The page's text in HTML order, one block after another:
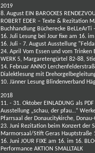
2019
8. August EIN BAROCKES
ROBERT EDER – Texte & Rezitation
Buchhandlung Bücherecke BeLLeArTi
16. Juli Lesung bei Jour fixe am 16.
16. Juli - 7. August Ausstellung
24. April Vom Essen und vom Trinken
WERK 5, Margaretengürtel 82-88,
14. Februar ANNO
Dialektlesung mit
10. Jänner Lesung Blindenverband
2018
11. - 31. Oktober EINLADUNG als PDF
Ausstellung „schau, der pfau…“
Pfarrsaal der Donaucitykirche,
23. Juni Rezitation beim Konzert der
Marmorsaal/Stift Geras Hauptstraße
16. Juni JOUR FIXE am 16. im 16.
Performance AKTION SMALLTALK